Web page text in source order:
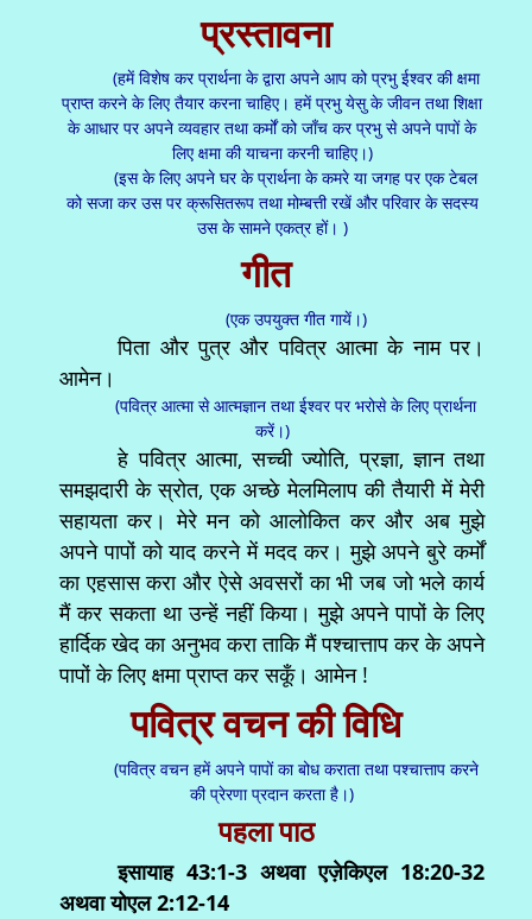
प्रस्तावना
(हमें विशेष कर प्रार्थना के द्वारा अपने आप को प्रभु ईश्वर की क्षमा
प्राप्त करने के लिए तैयार करना चाहिए। हमें प्रभु येसु के जीवन तथा शिक्षा
के आधार पर अपने व्यवहार तथा कर्मों को जाँच कर प्रभु से अपने पापों के
लिए क्षमा की याचना करनी चाहिए।)
(इस के लिए अपने घर के प्रार्थना के कमरे या जगह पर एक टेबल
को सजा कर उस पर क्रूसितरूप तथा मोम्बत्ती रखें और परिवार के सदस्य
उस के सामने एकत्र हों। )
गीत
(एक उपयुक्त गीत गायें।)
पिता और पुत्र और पवित्र आत्मा के नाम पर।
आमेन।
(पवित्र आत्मा से आत्मज्ञान तथा ईश्वर पर भरोसे के लिए प्रार्थना
करें।)
हे पवित्र आत्मा, सच्ची ज्योति, प्रज्ञा, ज्ञान तथा
समझदारी के स्रोत, एक अच्छे मेलमिलाप की तैयारी में मेरी
सहायता कर। मेरे मन को आलोकित कर और अब मुझे
अपने पापों को याद करने में मदद कर। मुझे अपने बुरे कर्मों
का एहसास करा और ऐसे अवसरों का भी जब जो भले कार्य
मैं कर सकता था उन्हें नहीं किया। मुझे अपने पापों के लिए
हार्दिक खेद का अनुभव करा ताकि मैं पश्चात्ताप कर के अपने
पापों के लिए क्षमा प्राप्त कर सकूँ। आमेन !
पवित्र वचन की विधि
(पवित्र वचन हमें अपने पापों का बोध कराता तथा पश्चात्ताप करने
की प्रेरणा प्रदान करता है।)
पहला पाठ
इसायाह 43:1-3 अथवा एज़ेकिएल 18:20-32
अथवा योएल 2:12-14